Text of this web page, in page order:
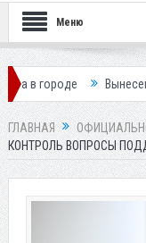
Меню
Вынесен приговор
ГЛАВНАЯ
КОНТРОЛЬ ВОПРОСЫ